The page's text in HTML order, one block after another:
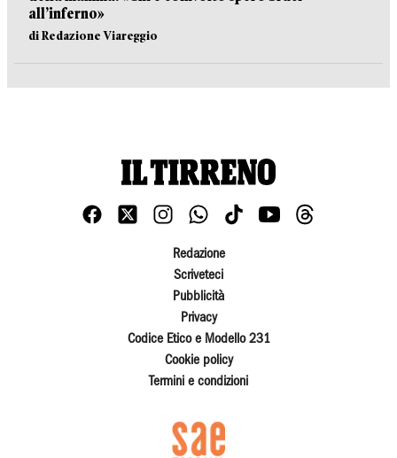
all’inferno»
di Redazione Viareggio
Redazione
Scriveteci
Pubblicità
Privacy
Codice Etico e Modello 231
Cookie policy
Termini e condizioni